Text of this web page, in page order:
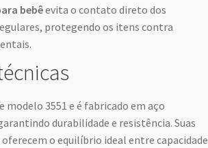
bebêevita o contato direto dos
protegendo os itens contra
modelo 3551 e é fabricado em aço
durabilidade e resistência. Suas
oferecem o equilíbrio ideal entre capacidade